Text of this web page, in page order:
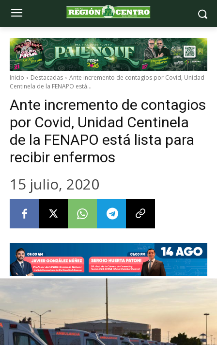
Inicio Destacadas
Ante incremento de contagios por Covid, Unidad
Centinela de la FENAPO está...
Ante incremento de contagios
por Covid, Unidad Centinela
de la FENAPO está lista para
recibir enfermos
15 julio, 2020